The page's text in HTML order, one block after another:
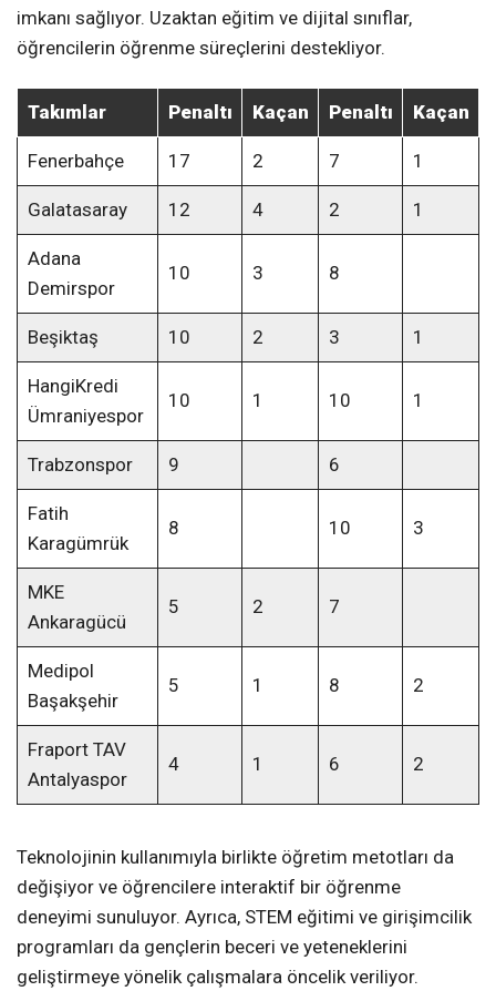
imkanı sağlıyor. Uzaktan eğitim ve dijital sınıflar,
öğrencilerin öğrenme süreçlerini destekliyor.
Takımlar Penaltı Kaçan Penaltı Kaçan
Fenerbahçe 17 2 7 1
Galatasaray 12 4 2 1
Adana
Demirspor
10 3 8
Beşiktaş 10 2 3 1
HangiKredi
Ümraniyespor
10 1 10 1
Trabzonspor 9 6
Fatih
Karagümrük
8 10 3
MKE
Ankaragücü
5 2 7
Medipol
Başakşehir
5 1 8 2
Fraport TAV
Antalyaspor
4 1 6 2
Teknolojinin kullanımıyla birlikte öğretim metotları da
değişiyor ve öğrencilere interaktif bir öğrenme
deneyimi sunuluyor. Ayrıca, STEM eğitimi ve girişimcilik
programları da gençlerin beceri ve yeteneklerini
geliştirmeye yönelik çalışmalara öncelik veriliyor.